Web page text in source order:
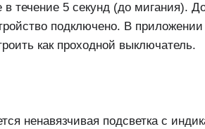
течение 5 секунд (до мигания).
подключено. В
как проходной выключатель.
ненавязчивая подсветка с